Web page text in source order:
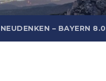
– BAYERN 8.0